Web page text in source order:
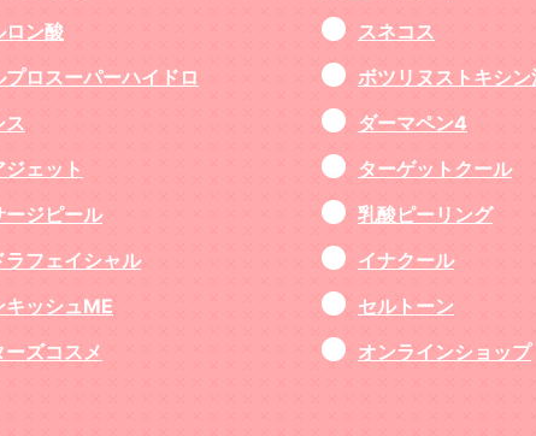
ロン酸
スネコス
プロスーパーハイドロ
ボツリヌストキシン
ス
ダーマペン4
ジェット
ターゲットクール
ージピール
乳酸ピーリング
ラフェイシャル
イナクール
キッシュME
セルトーン
ーズコスメ オンラインショップ